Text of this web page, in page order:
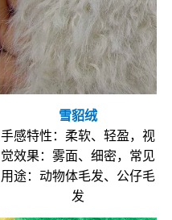
雪貂绒
手感特性：柔软、轻盈，视
觉效果：雾面、细密，常见
用途：动物体毛发、公仔毛
发